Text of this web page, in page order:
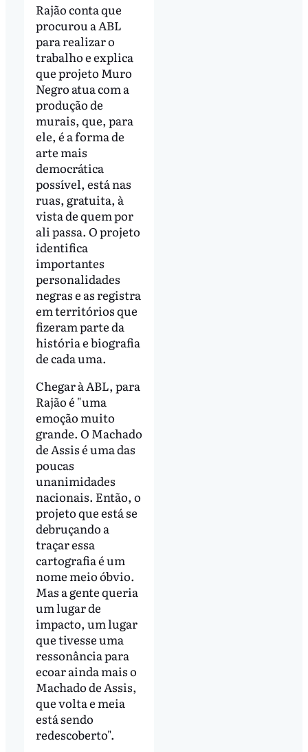
Rajão conta que
procurou a ABL
para realizar o
trabalho e explica
que projeto Muro
Negro atua com a
produção de
murais, que, para
ele, é a forma de
arte mais
democrática
possível, está nas
ruas, gratuita, à
vista de quem por
ali passa. O projeto
identifica
importantes
personalidades
negras e as registra
em territórios que
fizeram parte da
história e biografia
de cada uma.
Chegar à ABL, para
Rajão é "uma
emoção muito
grande. O Machado
de Assis é uma das
poucas
unanimidades
nacionais. Então, o
projeto que está se
debruçando a
traçar essa
cartografia é um
nome meio óbvio.
Mas a gente queria
um lugar de
impacto, um lugar
que tivesse uma
ressonância para
ecoar ainda mais o
Machado de Assis,
que volta e meia
está sendo
redescoberto".